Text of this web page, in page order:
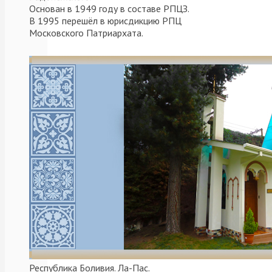
Основан в 1949 году в составе РПЦЗ.
В 1995 перешёл в юрисдикцию РПЦ
Московского Патриархата.
Республика Боливия. Ла-Пас.
Накнуне
дня
памяти
преподобного
Макария
Великого
храме
святого
благоверного
князя
Александра
Невского
в